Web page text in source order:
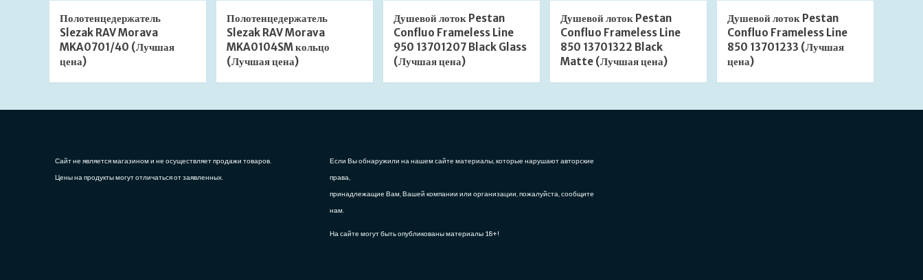
Полотенцедержатель
Slezak RAV Morava
MKA0701/40 (Лучшая
цена)
Полотенцедержатель
Slezak RAV Morava
MKA0104SM кольцо
(Лучшая цена)
Душевой лоток Pestan
Confluo Frameless Line
950 13701207 Black Glass
(Лучшая цена)
Душевой лоток Pestan
Confluo Frameless Line
850 13701322 Black
Matte (Лучшая цена)
Душевой лоток Pestan
Confluo Frameless Line
850 13701233 (Лучшая
цена)
Сайт не является магазином и не осуществляет продажи товаров.
Цены на продукты могут отличаться от заявленных.
Если Вы обнаружили на нашем сайте материалы, которые нарушают авторские
права,
принадлежащие Вам, Вашей компании или организации, пожалуйста, сообщите
нам.
На сайте могут быть опубликованы материалы 18+!